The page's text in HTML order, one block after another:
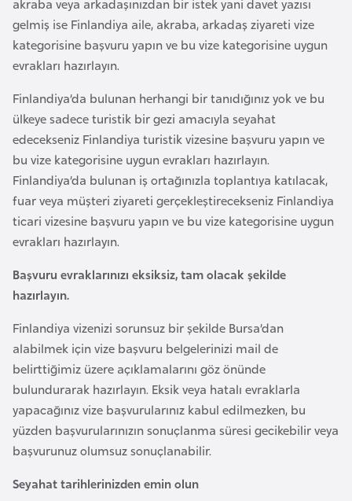
akraba veya arkadaşınızdan bir istek yani davet yazısı
gelmiş ise Finlandiya aile, akraba, arkadaş ziyareti vize
kategorisine başvuru yapın ve bu vize kategorisine uygun
evrakları hazırlayın.
Finlandiya’da bulunan herhangi bir tanıdığınız yok ve bu
ülkeye sadece turistik bir gezi amacıyla seyahat
edecekseniz Finlandiya turistik vizesine başvuru yapın ve
bu vize kategorisine uygun evrakları hazırlayın.
Finlandiya’da bulunan iş ortağınızla toplantıya katılacak,
fuar veya müşteri ziyareti gerçekleştirecekseniz Finlandiya
ticari vizesine başvuru yapın ve bu vize kategorisine uygun
evrakları hazırlayın.
Başvuru evraklarınızı eksiksiz, tam olacak şekilde
hazırlayın.
Finlandiya vizenizi sorunsuz bir şekilde Bursa’dan
alabilmek için vize başvuru belgelerinizi mail de
belirttiğimiz üzere açıklamalarını göz önünde
bulundurarak hazırlayın. Eksik veya hatalı evraklarla
yapacağınız vize başvurularınız kabul edilmezken, bu
yüzden başvurularınızın sonuçlanma süresi gecikebilir veya
başvurunuz olumsuz sonuçlanabilir.
Seyahat tarihlerinizden emin olun
i
b
u
t
Ç
n
D
a
i
m
a
r
k
a
D
e
o